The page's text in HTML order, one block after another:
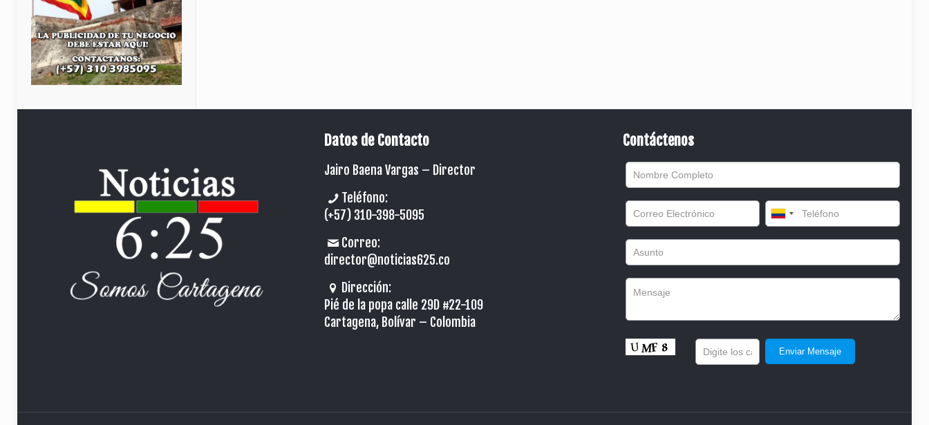
Datos de Contacto
Jairo Baena Vargas – Director
Teléfono:
(+57) 310-398-5095
Correo:
director@noticias625.co
Dirección:
Pié de la popa calle 29D #22-109
Cartagena, Bolívar – Colombia
Contáctenos